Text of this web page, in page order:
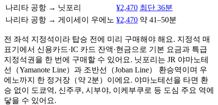
나리타 공항 → 닛포리
¥2,470 최단 36분
나리타 공항 → 게이세이 우에노 ¥2,470 약 41–50분
전 좌석 지정석이라 탑승 전에 미리 구매해야 해요. 지정석 매
표기에서 신용카드·IC 카드 잔액·현금으로 기본 요금과 특급
지정석권을 한 번에 구매할 수 있어요. 닛포리는 JR 야마노테
선（Yamanote Line）과 조반선（Joban Line） 환승역이며 우
에노까지 한 정거장（약 2분）이에요. 야마노테선을 타면 환
승 없이 도쿄역, 신주쿠, 시부야, 이케부쿠로 등 도심 주요 역에
닿을 수 있어요.